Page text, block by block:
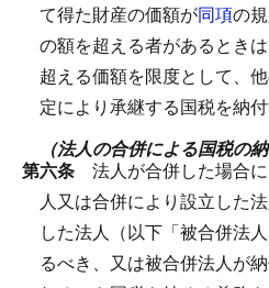
て得た財産の価額が同項の
の額を超える者があるとき
超える価額を限度として、
定により承継する国税を納付
（法人の合併による国税の
第六条 法人が合併した場合
人又は合併により設立した
した法人（以下「被合併法
るべき、又は被合併法人が